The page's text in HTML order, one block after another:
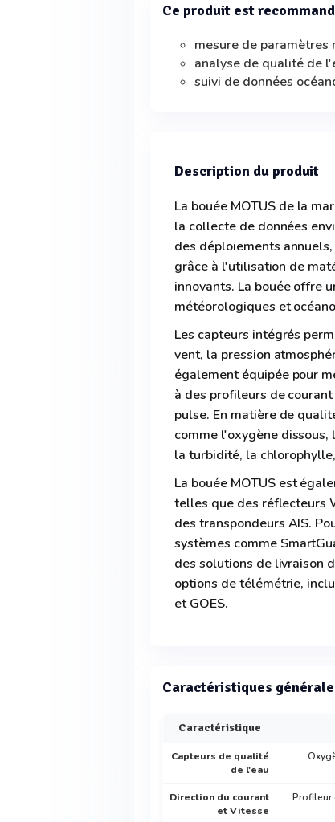
Ce produit est
mesure de paramètres
analyse de qualité de
suivi de données
Description du produit
La bouée MOTUS de la
la collecte de données
des déploiements
grâce à l'utilisation de
innovants. La bouée offre
météorologiques et
Les capteurs intégrés
vent, la pression
également équipée pour
à des profileurs de
pulse. En matière de
comme l'oxygène
la turbidité, la
La bouée MOTUS est
telles que des réflecteurs
des transpondeurs AIS.
systèmes comme
des solutions de livraison
options de télémétrie,
et GOES.
Caractéristiques
Caractéristique
Capteurs de qualité
de l'eau
Direction du courant
et Vitesse
Profileur